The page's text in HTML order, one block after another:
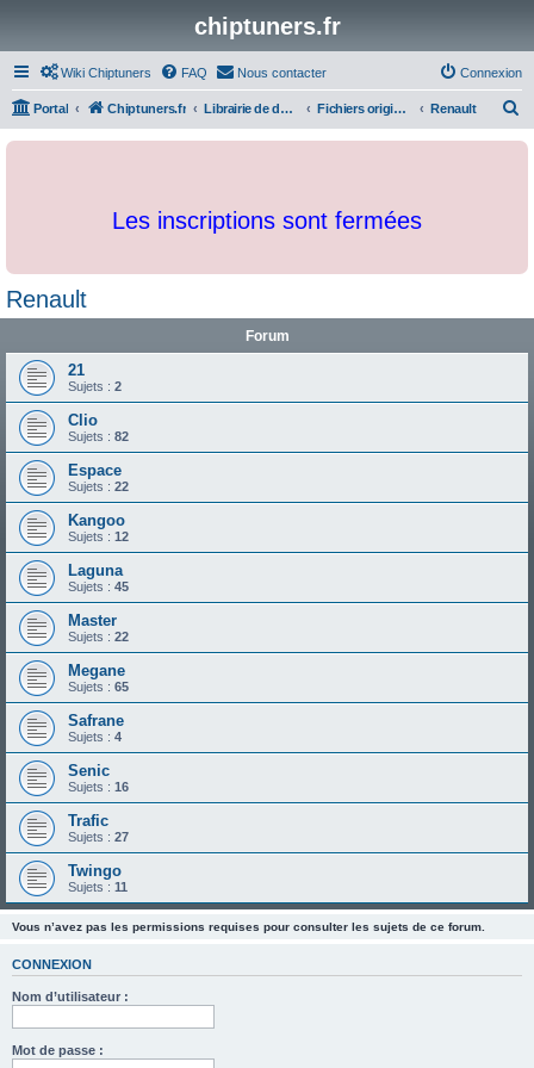
chiptuners.fr
Wiki Chiptuners FAQ Nous contacter Connexion
Portal Chiptuners.fr Librairie de documents et originaux Fichiers originaux Renault
c
Les inscriptions sont fermées
Renault
Forum
21
Sujets : 2
Clio
Sujets : 82
Espace
Sujets : 22
Kangoo
Sujets : 12
Laguna
Sujets : 45
Master
Sujets : 22
Megane
Sujets : 65
Safrane
Sujets : 4
Senic
Sujets : 16
Trafic
Sujets : 27
Twingo
Sujets : 11
Vous n’avez pas les permissions requises pour consulter les sujets de ce forum.
CONNEXION
Nom d’utilisateur :
Mot de passe :